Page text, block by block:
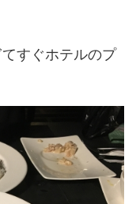
すぐホテルのプ